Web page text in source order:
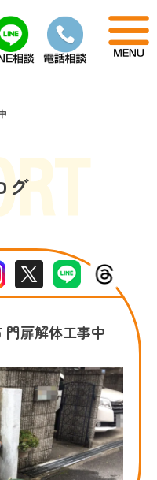
グ
門扉解体工事中